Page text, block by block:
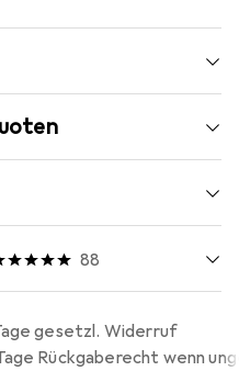
88
gesetzl. Widerruf
Rückgaberecht wenn